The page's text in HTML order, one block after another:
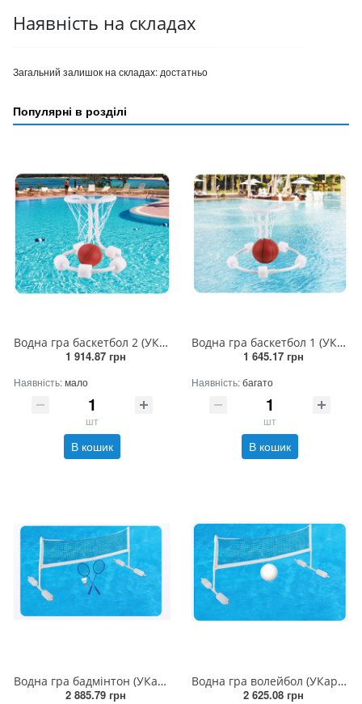
Наявність на складах
Загальний залишок на складах: достатньо
Популярні в розділі
Водна гра баскетбол 2 (УКартК) Розпродаж
1 914.87 грн
Наявність:мало
шт
В кошик
Водна гра баскетбол 1 (УКартК) Розпродаж
1 645.17 грн
Наявність:багато
шт
В кошик
Водна гра бадмінтон (УКартК) Розпродаж
2 885.79 грн
Водна гра волейбол (УКартК) Розпродаж
2 625.08 грн